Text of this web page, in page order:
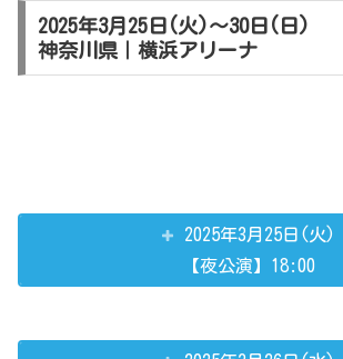
2025年3月25日(火)～30日(日)
神奈川県｜横浜アリーナ
2025年3月25日(火)
【夜公演】18:00